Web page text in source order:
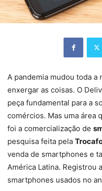
A pandemia mudou toda a
enxergar as coisas. O
peça fundamental para a
comércios. Mas uma área
foi a comercialização de
pesquisa feita pela
venda de smartphones e
América Latina. Registrou
smartphones usados no